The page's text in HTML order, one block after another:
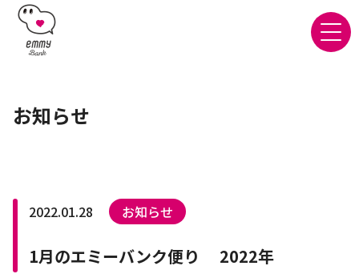
お知らせ
2022.01.28 お知らせ
1月のエミーバンク便り 2022年